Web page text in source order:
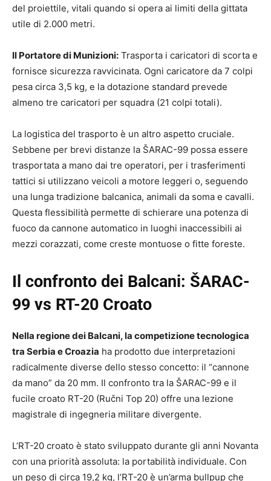
del proiettile, vitali quando si opera ai limiti della gittata
utile di 2.000 metri.
Il Portatore di Munizioni: Trasporta i caricatori di scorta e
fornisce sicurezza ravvicinata. Ogni caricatore da 7 colpi
pesa circa 3,5 kg, e la dotazione standard prevede
almeno tre caricatori per squadra (21 colpi totali).
La logistica del trasporto è un altro aspetto cruciale.
Sebbene per brevi distanze la ŠARAC-99 possa essere
trasportata a mano dai tre operatori, per i trasferimenti
tattici si utilizzano veicoli a motore leggeri o, seguendo
una lunga tradizione balcanica, animali da soma e cavalli.
Questa flessibilità permette di schierare una potenza di
fuoco da cannone automatico in luoghi inaccessibili ai
mezzi corazzati, come creste montuose o fitte foreste.
Il confronto dei Balcani: ŠARAC-
99 vs RT-20 Croato
Nella regione dei Balcani, la competizione tecnologica
tra Serbia e Croazia ha prodotto due interpretazioni
radicalmente diverse dello stesso concetto: il “cannone
da mano” da 20 mm. Il confronto tra la ŠARAC-99 e il
fucile croato RT-20 (Ručni Top 20) offre una lezione
magistrale di ingegneria militare divergente.
L’RT-20 croato è stato sviluppato durante gli anni Novanta
con una priorità assoluta: la portabilità individuale. Con
un peso di circa 19,2 kg, l’RT-20 è un’arma bullpup che